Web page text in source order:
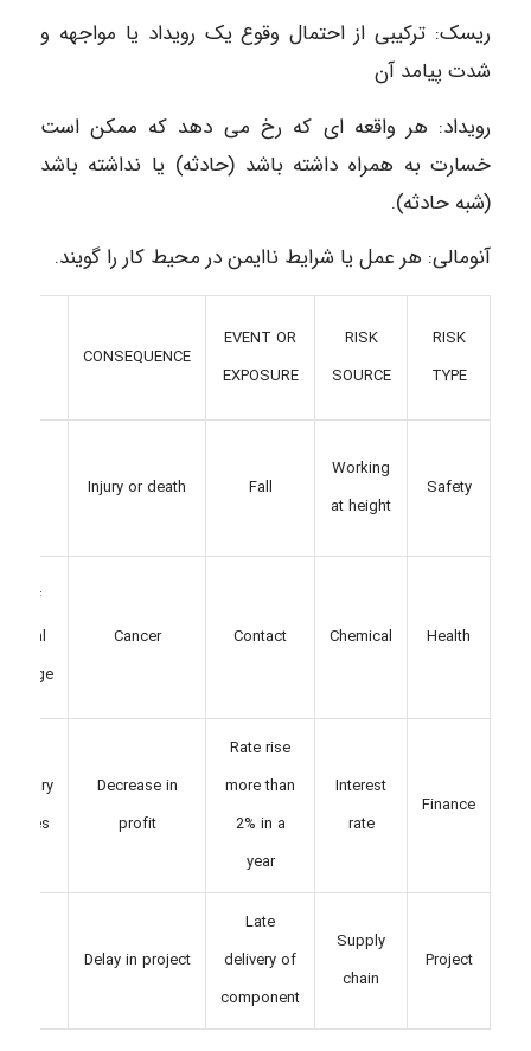
ریسک: ترکیبی از احتمال وقوع یک رویداد یا مواجهه و
شدت پیامد آن
رویداد: هر واقعه ای که رخ می دهد که ممکن است
خسارت به همراه داشته باشد (حادثه) یا نداشته باشد
(شبه حادثه).
آنومالی: هر عمل یا شرایط ناایمن در محیط کار را گویند.
RISK
TYPE
RISK
SOURCE
EVENT OR
EXPOSURE
CONSEQUENCE
Safety
Working
at height
Fall
Injury or death
Health
Chemical
Contact
Cancer
of
Finance
Interest
rate
Rate rise
more than
2% in a
year
Decrease in
profit
Project
Supply
chain
Late
delivery of
component
Delay in project